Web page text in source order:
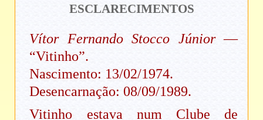
ESCLARECIMENTOS
Vítor Fernando Stocco Júnior—
“Vitinho”.
Nascimento: 13/02/1974.
Desencarnação: 08/09/1989.
Vitinho estava num Clube de